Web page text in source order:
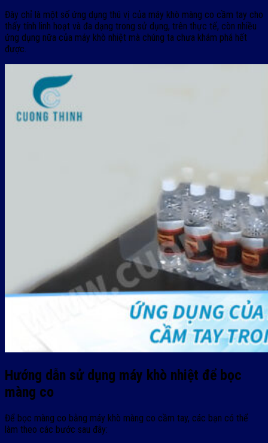
Đây chỉ là một số ứng dụng thú vị của máy khò màng co cầm tay cho
thấy tính linh hoạt và đa dạng trong sử dụng, trên thực tế, còn nhiều
ứng dụng nữa của máy khò nhiệt mà chúng ta chưa khám phá hết
được.
Hướng dẫn sử dụng máy khò nhiệt để bọc
màng co
Để bọc màng co bằng máy khò màng co cầm tay, các bạn có thể
làm theo các bước sau đây: